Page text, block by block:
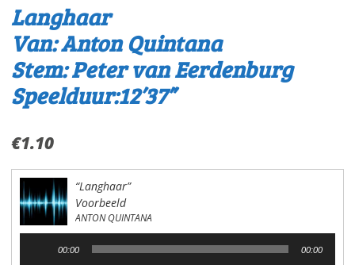
Langhaar
Van: Anton Quintana
Stem: Peter van Eerdenburg
Speelduur:12’37”
€1.10
“Langhaar”
Voorbeeld
ANTON QUINTANA
00:00 00:00